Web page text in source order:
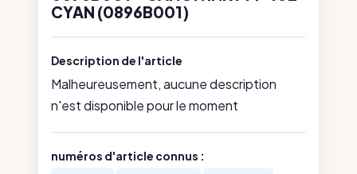
CYAN (0896B001)
Description de l'article
Malheureusement, aucune description
n'est disponible pour le moment
numéros d'article connus :